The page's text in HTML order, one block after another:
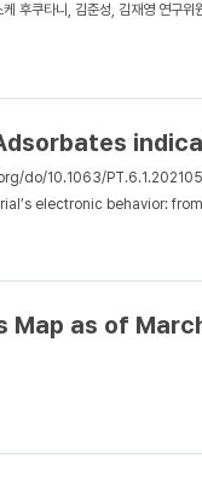
후쿠타니, 김준성, 김재영 연구위
do/10.1063/
electronic behavior:
Map as of